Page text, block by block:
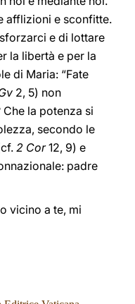
afflizioni e sconfitte.
e di lottare
la libertà e per la
di Maria: “Fate
2, 5) non
la potenza si
secondo le
2 Cor12, 9) e
padre
vicino a te, mi